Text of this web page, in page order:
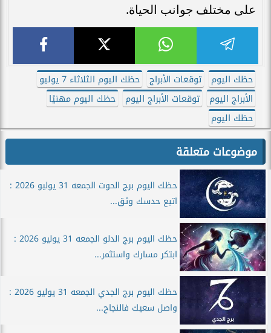
على مختلف جوانب الحياة.
حظك اليوم توقعات الأبراج
حظك اليوم الثلاثاء 7 يوليو
الأبراج اليوم
توقعات الأبراج اليوم
حظك اليوم مهنيًا
حظك اليوم
موضوعات متعلقة
حظك اليوم برج الحوت الجمعه 31 يوليو 2026 :
اتبع حدسك وثق...
حظك اليوم برج الدلو الجمعه 31 يوليو 2026 :
ابتكر مسارك واستثمر...
حظك اليوم برج الجدي الجمعه 31 يوليو 2026 :
واصل سعيك فالنجاح...